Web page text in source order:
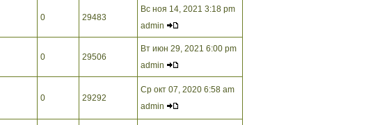
0 29483
Вс ноя 14, 2021 3:18 pm
admin
0 29506
Вт июн 29, 2021 6:00 pm
admin
0 29292
Ср окт 07, 2020 6:58 am
admin